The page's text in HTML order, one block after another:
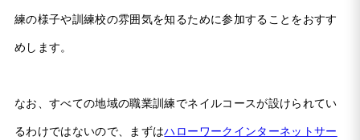
練の様子や訓練校の雰囲気を知るために参加することをおすす
めします。
なお、すべての地域の職業訓練でネイルコースが設けられてい
るわけではないので、まずはハローワークインターネットサー